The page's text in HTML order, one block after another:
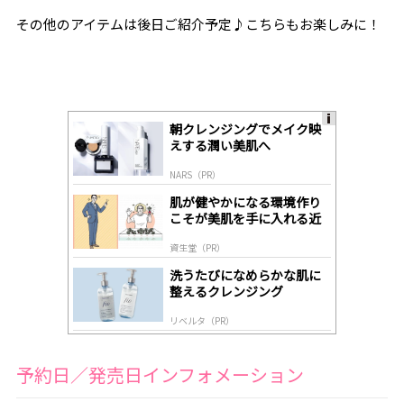
その他のアイテムは後日ご紹介予定♪こちらもお楽しみに！
朝クレンジングでメイク映
えする潤い美肌へ
NARS（PR）
肌が健やかになる環境作り
こそが美肌を手に入れる近
資生堂（PR）
洗うたびになめらかな肌に
整えるクレンジング
リベルタ（PR）
予約日／発売日インフォメーション